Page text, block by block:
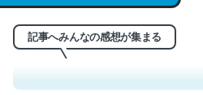
記事へみんなの感想が集まる
─今のこの状況が信じられるかい？ by